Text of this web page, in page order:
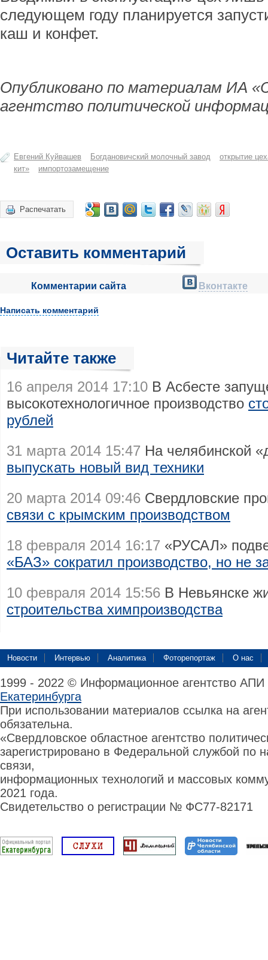
следующем году планируется
каш и конфет.
Опубликовано по материалам ИА
агентство политической
Евгений Куйвашев Богдановичский молочный завод
открытие
кит»
импортозамещение
Распечатать
Оставить комментарий
Комментарии сайта Вконтакте
Написать комментарий
Читайте также
16 апреля 2014 17:10 В Асбесте
высокотехнологичное производство
рублей
31 марта 2014 15:47 На челябинской
выпускать новый вид техники
20 марта 2014 09:46 Свердловские
связи с крымским производством
18 февраля 2014 16:17 «РУСАЛ»
«БАЗ» сократил производство, но не
10 февраля 2014 15:56 В Невьянске
строительства химпроизводства
Новости Интервью Аналитика Фоторепортаж О нас
1999 - 2022 © Информационное агентство
Екатеринбурга
При использовании материалов ссылка на
обязательна.
«Свердловское областное агентство
зарегистрировано в Федеральной службой по
связи,
информационных технологий и массовых
2021 года.
Свидетельство о регистрации № ФС77-82171